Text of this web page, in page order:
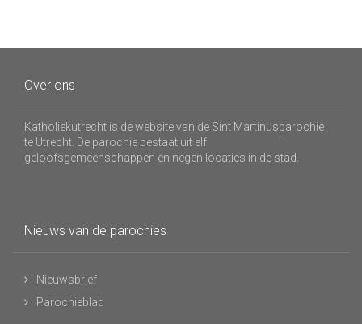
Over ons
Katholiekutrecht is de website van de Sint Martinusparochie
te Utrecht. De parochie bestaat uit elf
geloofsgemeenschappen en negen locaties in de stad.
Nieuws van de parochies
Nieuwsbrief
Parochieblad